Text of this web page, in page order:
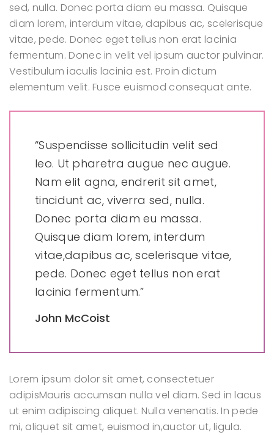
sed, nulla. Donec porta diam eu massa. Quisque
diam lorem, interdum vitae, dapibus ac, scelerisque
vitae, pede. Donec eget tellus non erat lacinia
fermentum. Donec in velit vel ipsum auctor pulvinar.
Vestibulum iaculis lacinia est. Proin dictum
elementum velit. Fusce euismod consequat ante.
“Suspendisse sollicitudin velit sed
leo. Ut pharetra augue nec augue.
Nam elit agna, endrerit sit amet,
tincidunt ac, viverra sed, nulla.
Donec porta diam eu massa.
Quisque diam lorem, interdum
vitae,dapibus ac, scelerisque vitae,
pede. Donec eget tellus non erat
lacinia fermentum.”
John McCoist
Lorem ipsum dolor sit amet, consectetuer
adipisMauris accumsan nulla vel diam. Sed in lacus
ut enim adipiscing aliquet. Nulla venenatis. In pede
mi, aliquet sit amet, euismod in,auctor ut, ligula.